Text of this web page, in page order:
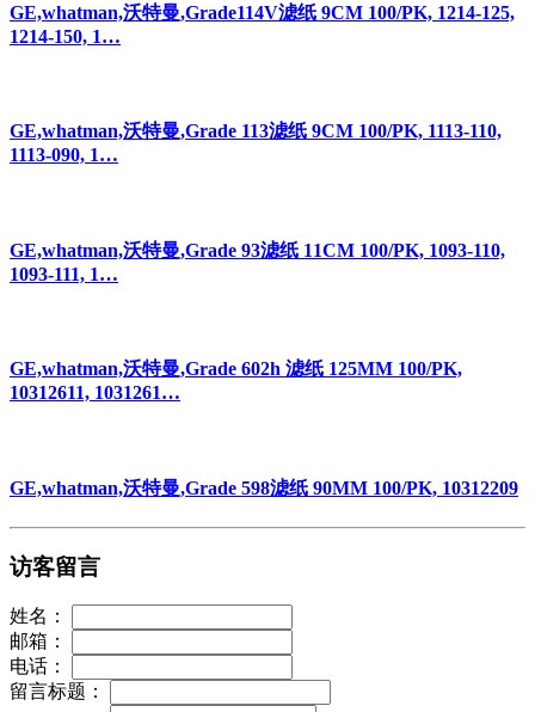
GE,whatman,沃特曼,Grade114V滤纸 9CM 100/PK, 1214-125,
1214-150, 1…
GE,whatman,沃特曼,Grade 113滤纸 9CM 100/PK, 1113-110,
1113-090, 1…
GE,whatman,沃特曼,Grade 93滤纸 11CM 100/PK, 1093-110,
1093-111, 1…
GE,whatman,沃特曼,Grade 602h 滤纸 125MM 100/PK,
10312611, 1031261…
GE,whatman,沃特曼,Grade 598滤纸 90MM 100/PK, 10312209
访客留言
姓名：
邮箱：
电话：
留言标题：